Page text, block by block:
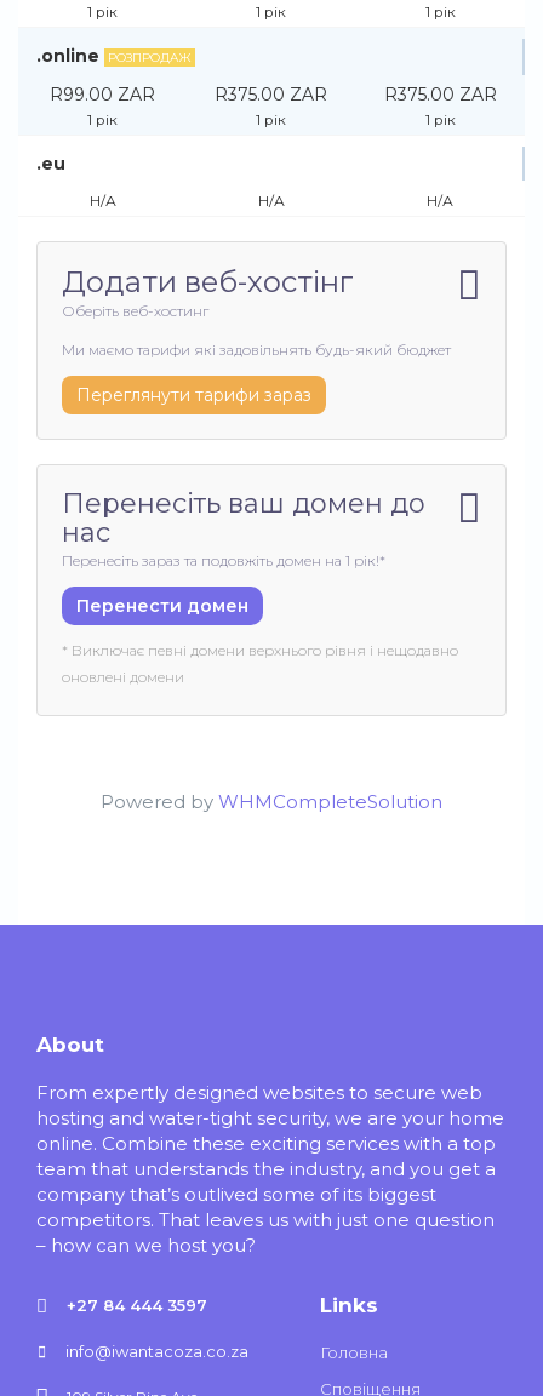
1 рік 1 рік 1 рік
.online РОЗПРОДАЖ
R99.00 ZAR
1 рік
R375.00 ZAR
1 рік
R375.00 ZAR
1 рік
.eu
Н/А Н/А Н/А
Додати веб-хостінг
Оберіть веб-хостинг
Ми маємо тарифи які задовільнять будь-який бюджет
Переглянути тарифи зараз
Перенесіть ваш домен до
нас
Перенесіть зараз та подовжіть домен на 1 рік!*
Перенести домен
* Виключає певні домени верхнього рівня і нещодавно
оновлені домени
Powered by WHMCompleteSolution
About
From expertly designed websites to secure web
hosting and water-tight security, we are your home
online. Combine these exciting services with a top
team that understands the industry, and you get a
company that’s outlived some of its biggest
competitors. That leaves us with just one question
– how can we host you?
+27 84 444 3597
info@iwantacoza.co.za
Links
Головна
Сповіщення